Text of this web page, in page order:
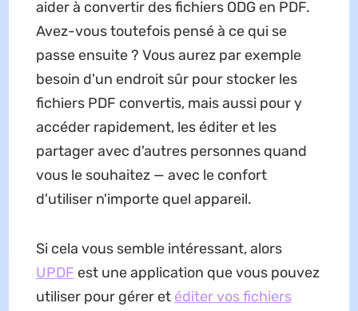
aider à convertir des fichiers ODG en PDF.
Avez-vous toutefois pensé à ce qui se
passe ensuite ? Vous aurez par exemple
besoin d'un endroit sûr pour stocker les
fichiers PDF convertis, mais aussi pour y
accéder rapidement, les éditer et les
partager avec d'autres personnes quand
vous le souhaitez — avec le confort
d'utiliser n'importe quel appareil.
Si cela vous semble intéressant, alors
UPDF est une application que vous pouvez
utiliser pour gérer et éditer vos fichiers